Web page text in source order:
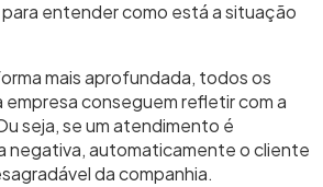
entender como está a situação
mais aprofundada, todos os
conseguem refletir com a
seja, se um atendimento é
negativa, automaticamente o cliente
da companhia.